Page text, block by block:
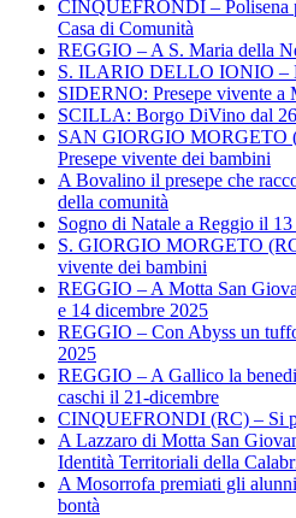
CINQUEFRONDI – Polisena
Casa di Comunità
REGGIO – A S. Maria della
S. ILARIO DELLO IONIO –
SIDERNO: Presepe vivente a
SCILLA: Borgo DiVino dal
SAN GIORGIO MORGETO
Presepe vivente dei bambini
A Bovalino il presepe che
della comunità
Sogno di Natale a Reggio il
S. GIORGIO MORGETO
vivente dei bambini
REGGIO – A Motta San
e 14 dicembre 2025
REGGIO – Con Abyss un
2025
REGGIO – A Gallico la
caschi il 21-dicembre
CINQUEFRONDI (RC) – Si
A Lazzaro di Motta San
Identità Territoriali della
A Mosorrofa premiati gli
bontà